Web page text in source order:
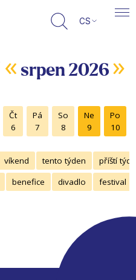
CS
« srpen 2026 »
Čt
6
Pá
7
So
8
Ne
9
Po
10
víkend tento týden
příští
benefice divadlo festival